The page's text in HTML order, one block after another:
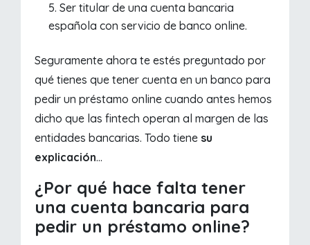
Ser titular de una cuenta bancaria
española con servicio de banco online.
Seguramente ahora te estés preguntado por
qué tienes que tener cuenta en un banco para
pedir un préstamo online cuando antes hemos
dicho que las fintech operan al margen de las
entidades bancarias. Todo tiene su
explicación...
¿Por qué hace falta tener
una cuenta bancaria para
pedir un préstamo online?